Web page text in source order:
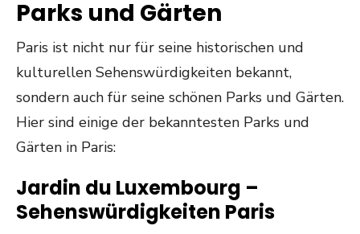
Parks und Gärten
Paris ist nicht nur für seine historischen und
kulturellen Sehenswürdigkeiten bekannt,
sondern auch für seine schönen Parks und Gärten.
Hier sind einige der bekanntesten Parks und
Gärten in Paris:
Jardin du Luxembourg –
Sehenswürdigkeiten Paris